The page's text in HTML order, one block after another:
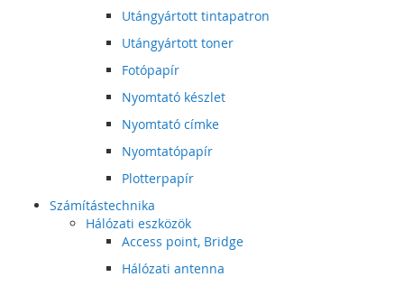
Utángyártott tintapatron
Utángyártott toner
Fotópapír
Nyomtató készlet
Nyomtató címke
Nyomtatópapír
Plotterpapír
Számítástechnika
Hálózati eszközök
Access point, Bridge
Hálózati antenna